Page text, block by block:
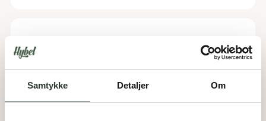
Samtykke Detaljer Om